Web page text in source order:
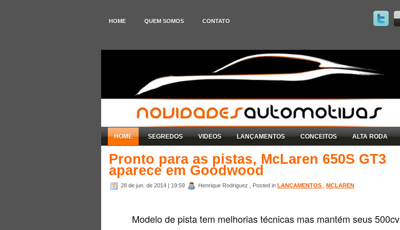
HOME QUEM SOMOS CONTATO
HOME SEGREDOS VIDEOS LANÇAMENTOS CONCEITOS ALTA RODA
Pronto para as pistas, McLaren 650S GT3
aparece em Goodwood
28 de jun. de 2014 | 19:59 Henrique Rodriguez , Posted in LANÇAMENTOS MCLAREN
Modelo de pista tem melhorias técnicas mas mantém seus 500cv